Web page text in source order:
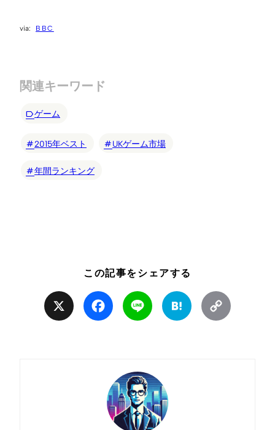
BBC
関連キーワード
ゲーム
2015年ベスト UKゲーム市場
年間ランキング
この記事をシェアする
Facebook Line Hatena